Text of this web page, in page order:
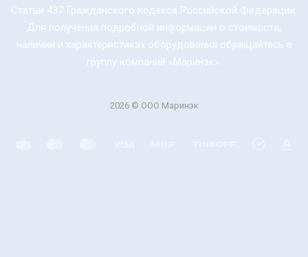
Статьи 437 Гражданского кодекса Российской Федерации.
Для получения подробной информации о стоимости,
наличии и характеристиках оборудования обращайтесь в
группу компаний «Маринэк».
2026 © ООО Маринэк